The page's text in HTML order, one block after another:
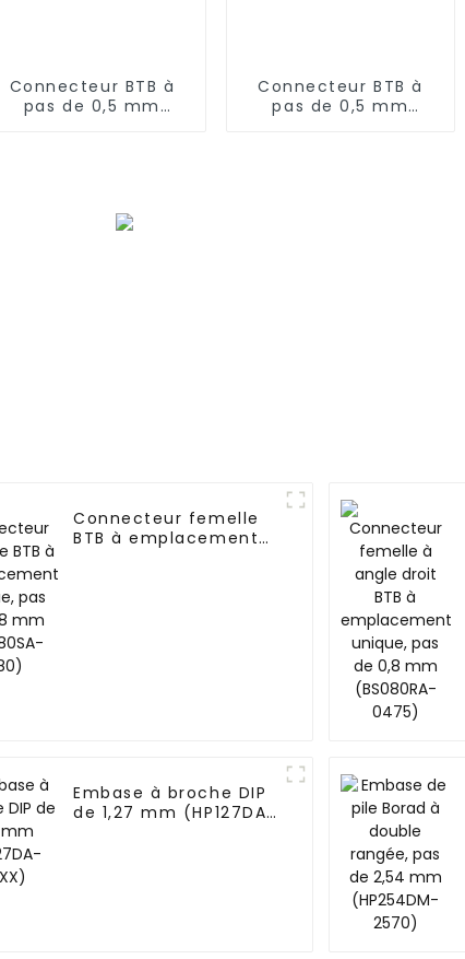
Connecteur BTB à
pas de 0,5 mm
Connecteur BTB à
pas de 0,5 mm
Connecteur femelle
BTB à emplacement
Embase à broche DIP
de 1,27 mm (HP127DA-